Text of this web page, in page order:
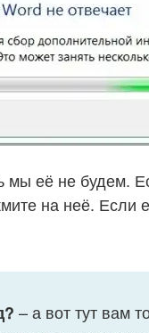
мы её не будем.
на неё. Если
– а вот тут вам